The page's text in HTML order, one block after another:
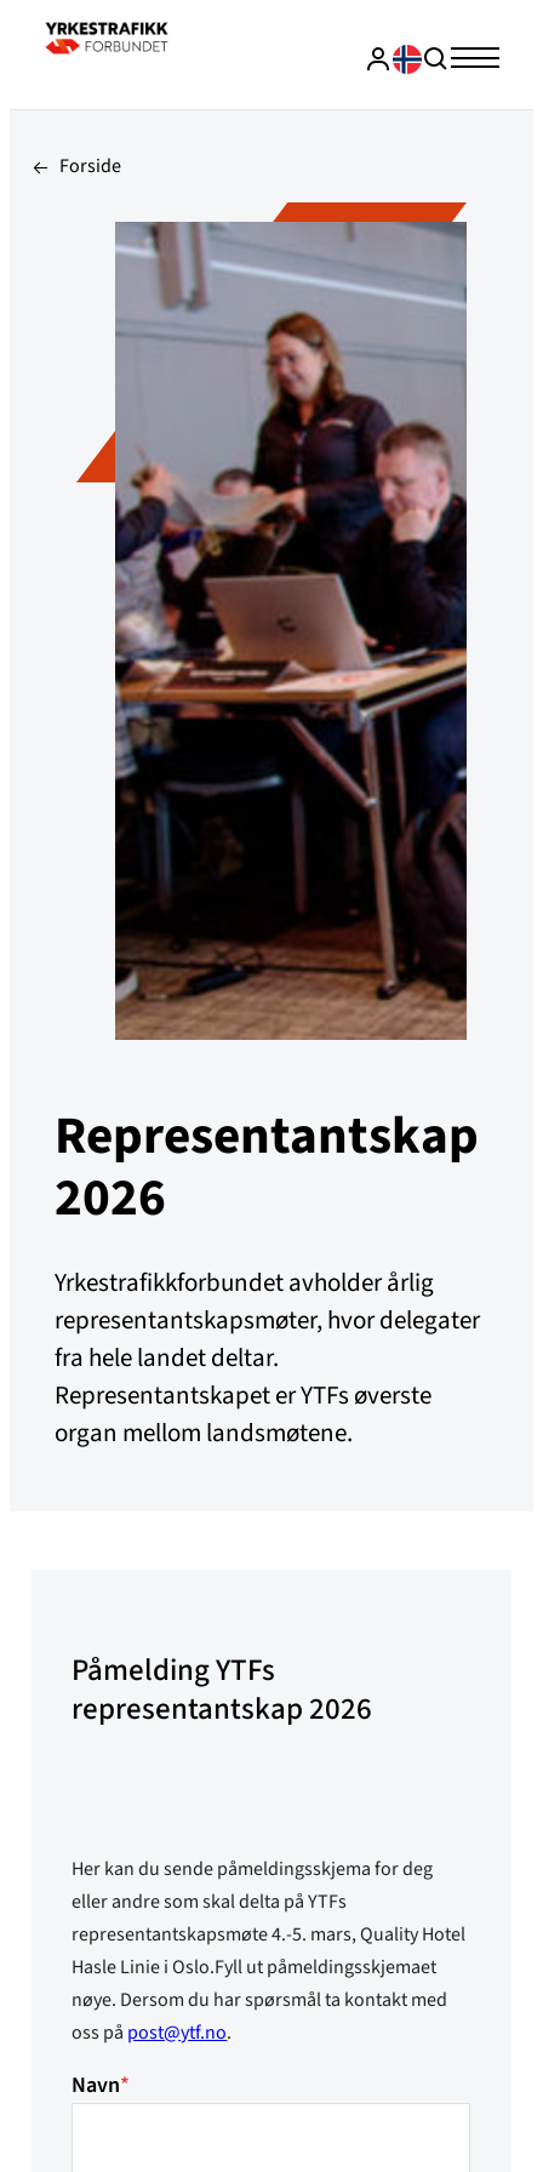
Forside
Representantskap
2026
Yrkestrafikkforbundet avholder årlig
representantskapsmøter, hvor delegater
fra hele landet deltar.
Representantskapet er YTFs øverste
organ mellom landsmøtene.
Påmelding YTFs
representantskap 2026
Her kan du sende påmeldingsskjema for deg
eller andre som skal delta på YTFs
representantskapsmøte 4.-5. mars, Quality Hotel
Hasle Linie i Oslo.Fyll ut påmeldingsskjemaet
nøye. Dersom du har spørsmål ta kontakt med
oss på post@ytf.no.
Navn*